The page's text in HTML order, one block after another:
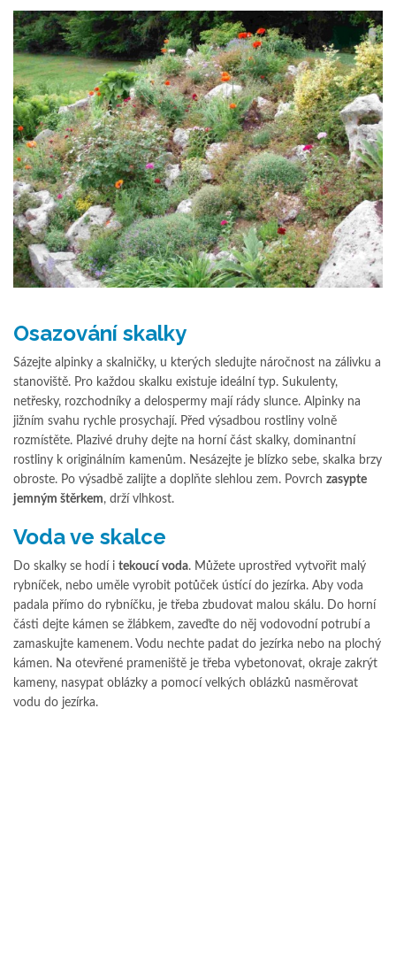
Osazování skalky
Sázejte alpinky a skalničky, u kterých sledujte náročnost na zálivku a
stanoviště. Pro každou skalku existuje ideální typ. Sukulenty,
netřesky, rozchodníky a delospermy mají rády slunce. Alpinky na
jižním svahu rychle prosychají. Před výsadbou rostliny volně
rozmístěte. Plazivé druhy dejte na horní část skalky, dominantní
rostliny k originálním kamenům. Nesázejte je blízko sebe, skalka brzy
obroste. Po výsadbě zalijte a doplňte slehlou zem. Povrch zasypte
jemným štěrkem, drží vlhkost.
Voda ve skalce
Do skalky se hodí i tekoucí voda. Můžete uprostřed vytvořit malý
rybníček, nebo uměle vyrobit potůček ústící do jezírka. Aby voda
padala přímo do rybníčku, je třeba zbudovat malou skálu. Do horní
části dejte kámen se žlábkem, zaveďte do něj vodovodní potrubí a
zamaskujte kamenem. Vodu nechte padat do jezírka nebo na plochý
kámen. Na otevřené prameniště je třeba vybetonovat, okraje zakrýt
kameny, nasypat oblázky a pomocí velkých oblázků nasměrovat
vodu do jezírka.